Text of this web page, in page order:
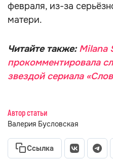
февраля, из-за
матери.
Читайте также:Milana
прокомментировала
звездой сериала
Автор статьи
Валерия Бусловская
Ссылка